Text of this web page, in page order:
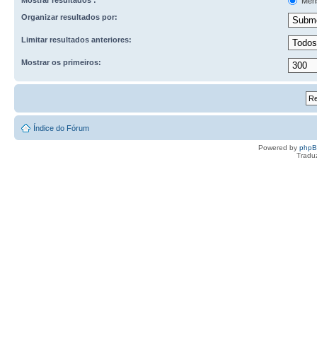
Organizar resultados por:
Limitar resultados anteriores:
Mostrar os primeiros:
Índice do Fórum
Powered by